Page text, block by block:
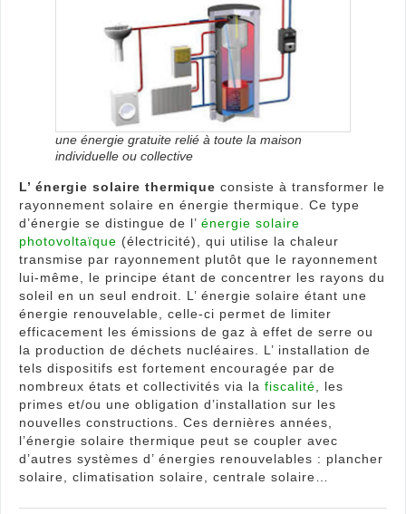
une énergie gratuite relié à toute la maison
individuelle ou collective
L’ énergie solaire thermique consiste à transformer le
rayonnement solaire en énergie thermique. Ce type
d’énergie se distingue de l’ énergie solaire
photovoltaïque (électricité), qui utilise la chaleur
transmise par rayonnement plutôt que le rayonnement
lui-même, le principe étant de concentrer les rayons du
soleil en un seul endroit. L’ énergie solaire étant une
énergie renouvelable, celle-ci permet de limiter
efficacement les émissions de gaz à effet de serre ou
la production de déchets nucléaires. L’ installation de
tels dispositifs est fortement encouragée par de
nombreux états et collectivités via la fiscalité , les
primes et/ou une obligation d’installation sur les
nouvelles constructions. Ces dernières années,
l’énergie solaire thermique peut se coupler avec
d’autres systèmes d’ énergies renouvelables : plancher
solaire, climatisation solaire, centrale solaire…